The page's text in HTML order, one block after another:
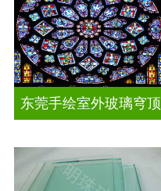
东莞手绘室外玻璃穹顶